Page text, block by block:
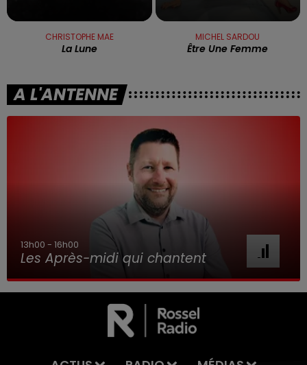
CHRISTOPHE MAE
La Lune
MICHEL SARDOU
Être Une Femme
A L'ANTENNE
13h00 - 16h00
Les Après-midi qui chantent